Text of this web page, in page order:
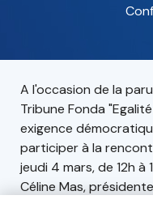
A l'occasion de la
Tribune Fonda
exigence
participer à la
jeudi 4 mars, de 12h à
Céline Mas,